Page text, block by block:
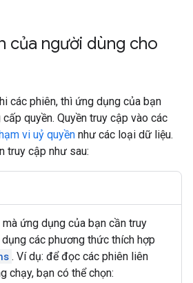
của người dùng cho
các phiên, thì ứng dụng của bạn
quyền. Quyền truy cập vào các
vi uỷ quyền như các loại dữ liệu.
truy cập như sau:
ứng dụng của bạn cần truy
các phương thức thích hợp
. Ví dụ: để đọc các phiên liên
chạy, bạn có thể chọn: